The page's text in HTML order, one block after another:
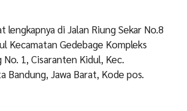
lengkapnya di Jalan Riung Sekar No.8
Kecamatan Gedebage Kompleks
No. 1, Cisaranten Kidul, Kec.
Bandung, Jawa Barat, Kode pos.